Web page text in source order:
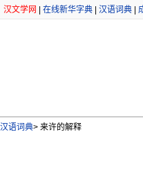
汉文学网 在线新华字典 汉语词典
汉语词典> 来许的解释